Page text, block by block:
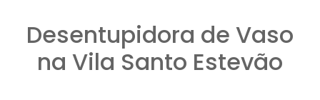
Desentupidora de Vaso
na Vila Santo Estevão